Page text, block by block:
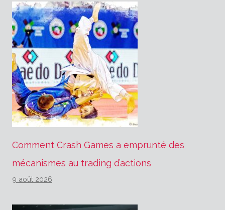
Comment Crash Games a emprunté des
mécanismes au trading d’actions
9 août 2026